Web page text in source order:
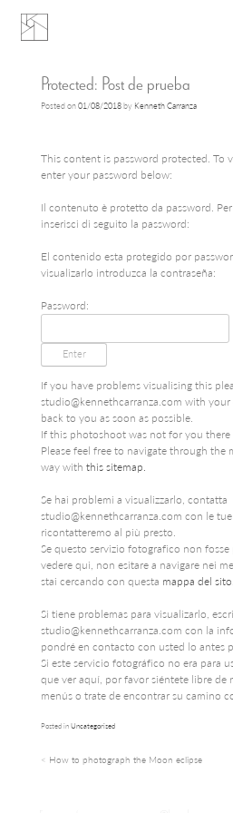
content
Protected: Post de prueba
Posted on01/08/2018by Kenneth Carranza
This content is password protected. To
enter your password below:
Il contenuto è protetto da password.
inserisci di seguito la password:
El contenido esta protegido por
visualizarlo introduzca la contraseña:
Password:
If you have problems visualising this
studio@kennethcarranza.com with your
back to you as soon as possible.
If this photoshoot was not for you there
Please feel free to navigate through
way with this sitemap.
Se hai problemi a visualizzarlo, contatta
studio@kennethcarranza.com con le
ricontatteremo al più presto.
Se questo servizio fotografico non fosse
vedere qui, non esitare a navigare nei
stai cercando con questa mappa del sito.
Si tiene problemas para visualizarlo,
studio@kennethcarranza.com con la
pondré en contacto con usted lo antes
Si este servicio fotográfico no era para
que ver aquí, por favor siéntete libre de
menús o trate de encontrar su camino
Posted inUncategorised
Post
How to photograph the Moon eclipse